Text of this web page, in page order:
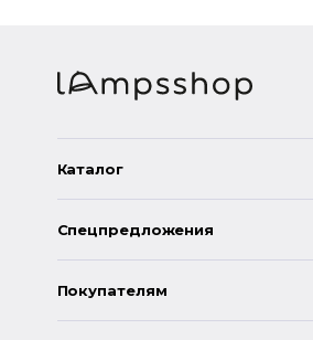
Каталог
Спецпредложения
Покупателям